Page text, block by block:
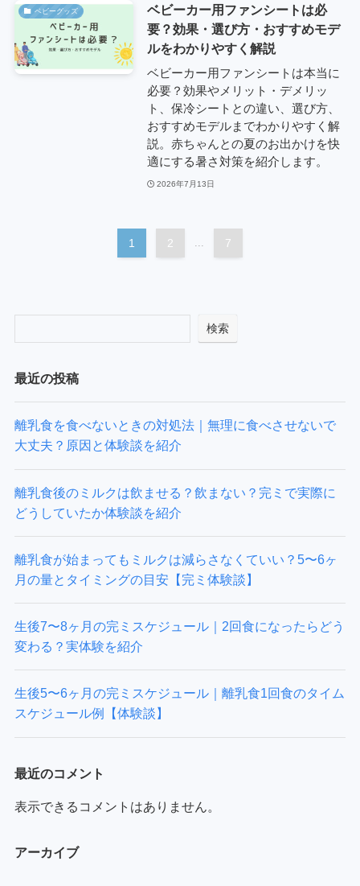
ベビーグッズ
ベビーカー用ファンシートは必
要？効果・選び方・おすすめモデ
ルをわかりやすく解説
ベビーカー用ファンシートは本当に
必要？効果やメリット・デメリッ
ト、保冷シートとの違い、選び方、
おすすめモデルまでわかりやすく解
説。赤ちゃんとの夏のお出かけを快
適にする暑さ対策を紹介します。
2026年7月13日
1 2 ... 7
検索
最近の投稿
離乳食を食べないときの対処法｜無理に食べさせないで
大丈夫？原因と体験談を紹介
離乳食後のミルクは飲ませる？飲まない？完ミで実際に
どうしていたか体験談を紹介
離乳食が始まってもミルクは減らさなくていい？5〜6ヶ
月の量とタイミングの目安【完ミ体験談】
生後7〜8ヶ月の完ミスケジュール｜2回食になったらどう
変わる？実体験を紹介
生後5〜6ヶ月の完ミスケジュール｜離乳食1回食のタイム
スケジュール例【体験談】
最近のコメント
表示できるコメントはありません。
アーカイブ